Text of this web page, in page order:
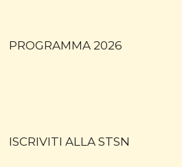
PROGRAMMA 2026
ISCRIVITI ALLA STSN